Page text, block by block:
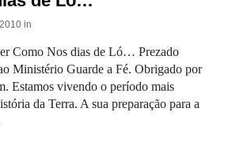
in
Como Nos dias de Ló… Prezado
Ministério Guarde a Fé. Obrigado por
Estamos vivendo o período mais
da Terra. A sua preparação para a